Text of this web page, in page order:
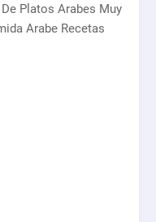
Platos Arabes Muy
Arabe Recetas